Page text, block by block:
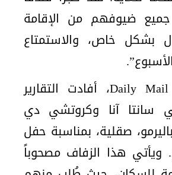
ضيوفهم من الإقامة
بشكل خاص، والاستمتاع
وفقاً لموقع Daily Mail، أفادت التقارير
سانتا آنا وكروتشي دي
صقلية، بمناسبة حفل
ويأتي هذا الزفاف مصحوباً